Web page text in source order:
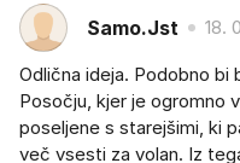
Samo.Jst 18.
Odlična ideja. Podobno
Posočju, kjer je ogromno
poseljene s starejšimi, ki
več vsesti za volan. Iz